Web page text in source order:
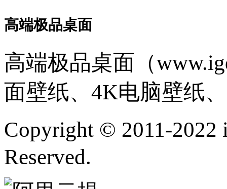
高端极品桌面
高端极品桌面（
面壁纸、4K电脑壁纸
Copyright © 2011-
Reserved.